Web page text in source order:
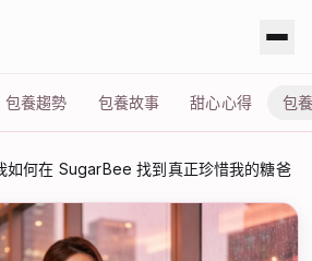
包養趨勢 包養故事 甜心心得 包
如何在 SugarBee 找到真正珍惜我的糖爸